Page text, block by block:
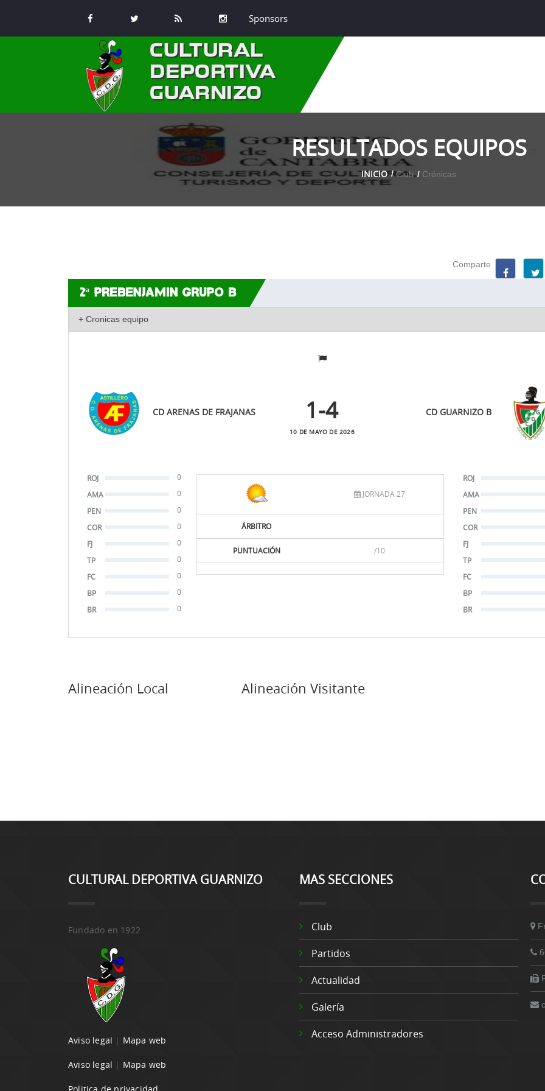
Sponsors
CULTURAL
DEPORTIVA
GUARNIZO
RESULTADOS EQUIPOS
INICIO Club Crónicas
Comparte
2ª PREBENJAMIN GRUPO B
CD ARENAS DE FRAJANAS 1-4
10 DE MAYO DE 2026
CD GUARNIZO B
ROJ
0
AMA
0
PEN
0
COR
0
FJ
0
TP
0
FC
0
BP
0
BR
0
JORNADA 27
ÁRBITRO
PUNTUACIÓN /10
ROJ
AMA
PEN
COR
FJ
TP
FC
BP
BR
Alineación Local Alineación Visitante
CULTURAL DEPORTIVA GUARNIZO
Fundado en 1922
Aviso legal | Mapa web
Aviso legal | Mapa web
MAS SECCIONES
Club
Partidos
Actualidad
Galería
Acceso Administradores